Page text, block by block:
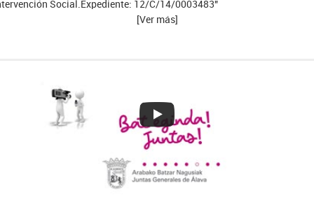
Social.Expediente: 12/C/14/0003483"
[Ver más]